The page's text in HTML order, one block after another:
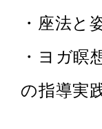
・座法と
・ヨガ瞑
の指導実